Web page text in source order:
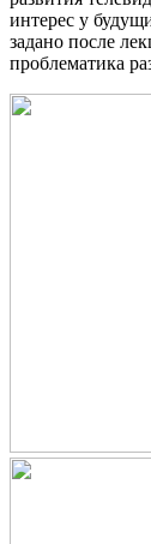
интерес у
задано после
проблематика